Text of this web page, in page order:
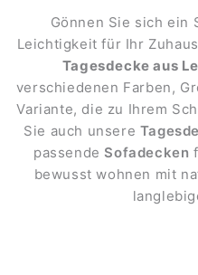
Gönnen Sie sich ein
Leichtigkeit für Ihr
Tagesdecke aus
verschiedenen Farben,
Variante, die zu Ihrem
Sie auch unsere
passende Sofadecken
bewusst wohnen mit